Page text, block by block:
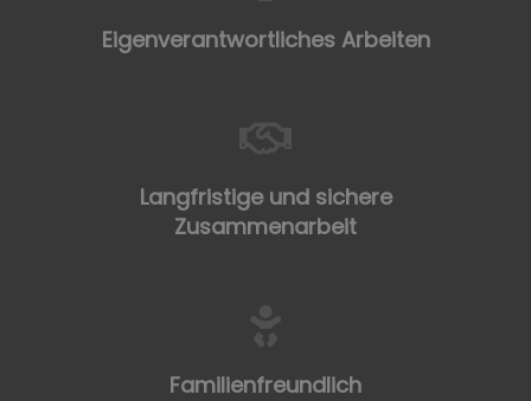
Eigenverantwortliches Arbeiten
Langfristige und sichere
Zusammenarbeit
Familienfreundlich